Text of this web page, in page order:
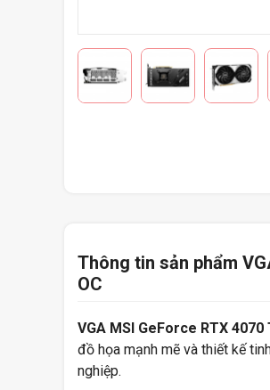
Thông tin sản phẩm
OC
VGA MSI GeForce RTX 4070
đồ họa mạnh mẽ và thiết kế
nghiệp.